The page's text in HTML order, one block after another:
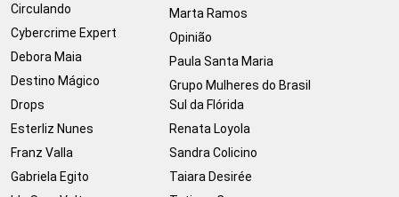
Circulando
Cybercrime Expert
Debora Maia
Destino Mágico
Drops
Esterliz Nunes
Franz Valla
Gabriela Egito
Marta Ramos
Opinião
Paula Santa Maria
Grupo Mulheres do Brasil
Sul da Flórida
Renata Loyola
Sandra Colicino
Taiara Desirée